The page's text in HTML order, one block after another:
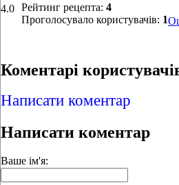
4.0 Рейтинг рецепта: 4
Проголосувало користувачів: 1
Коментарі
Написати коментар
Написати коментар
Ваше ім'я: